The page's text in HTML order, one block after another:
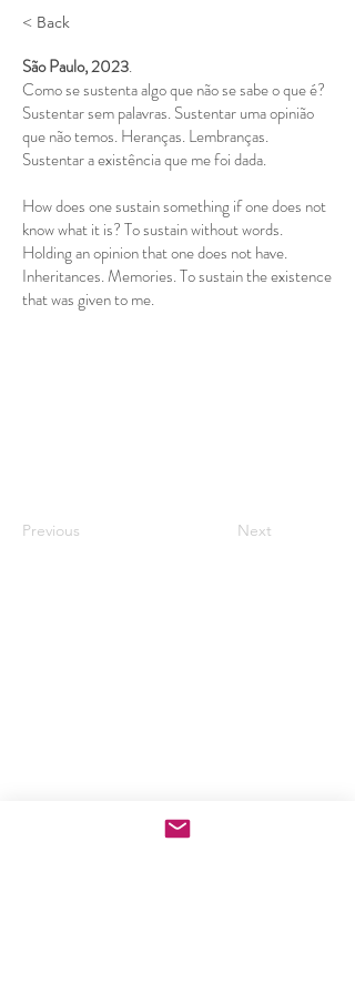
< Back
São Paulo, 2023.
Como se sustenta algo que não se sabe o que é?
Sustentar sem palavras. Sustentar uma opinião
que não temos. Heranças. Lembranças.
Sustentar a existência que me foi dada.
How does one sustain something if one does not
know what it is? To sustain without words.
Holding an opinion that one does not have.
Inheritances. Memories. To sustain the existence
that was given to me.
Previous Next